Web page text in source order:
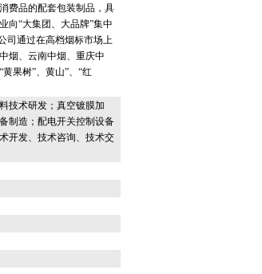
费品的配套包装制品，具
向“大集团、大品牌”集中
司通过在高档烟标市场上
烟、云南中烟、重庆中
果树”、黄山”、“红
技术研发；真空镀膜加
制造；配电开关控制设备
开发、技术咨询、技术交